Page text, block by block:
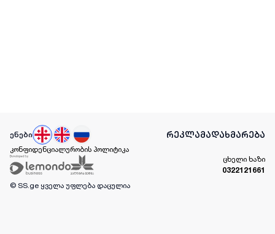
ენები რეკლამადახმარება
კონფიდენციალურობის პოლიტიკა
ცხელი ხაზი
0322121661
© SS.ge ყველა უფლება დაცულია